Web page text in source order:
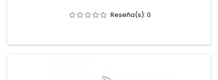
Reseña(s): 0